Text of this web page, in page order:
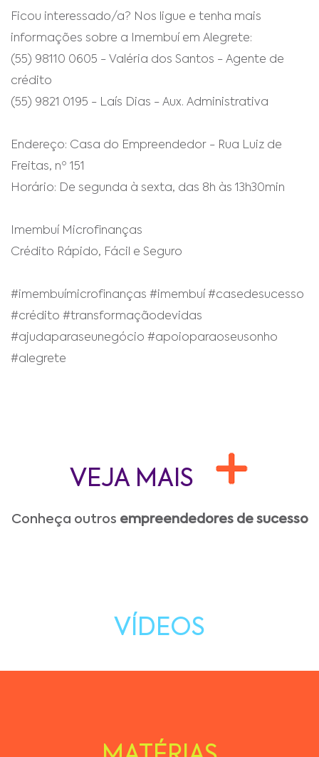
Ficou interessado/a? Nos ligue e tenha mais
informações sobre a Imembuí em Alegrete:
(55) 98110 0605 - Valéria dos Santos - Agente de
crédito
(55) 9821 0195 - Laís Dias - Aux. Administrativa
Endereço: Casa do Empreendedor - Rua Luiz de
Freitas, nº 151
Horário: De segunda à sexta, das 8h às 13h30min
Imembuí Microfinanças
Crédito Rápido, Fácil e Seguro
#imembuímicrofinanças #imembuí #casedesucesso
#crédito #transformaçãodevidas
#ajudaparaseunegócio #apoioparaoseusonho
#alegrete
VEJA MAIS
Conheça outros empreendedores de sucesso
VÍDEOS